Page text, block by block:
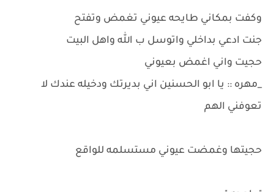
وكفت بمكاني طايحه عيوني تغمض وتفتح
جنت ادعي بداخلي واتوسل ب الله واهل البيت
حجيت واني اغمض بعيوني
_مهره :: يا ابو الحسنين اني بديرتك ودخيله عندك لا
تعوفني الهم
حجيتها وغمضت عيوني مستسلمه للواقع